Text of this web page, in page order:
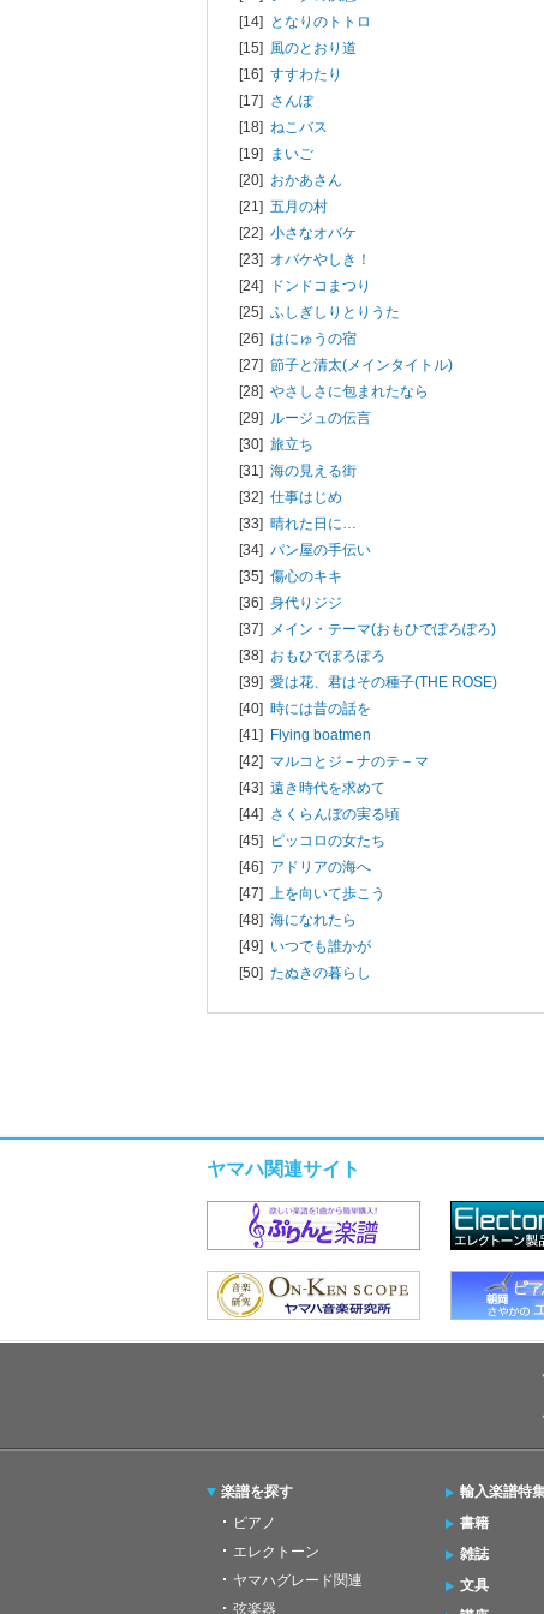
[14] となりのトトロ
[15] 風のとおり道
[16] すすわたり
[17] さんぽ
[18] ねこバス
[19] まいご
[20] おかあさん
[21] 五月の村
[22] 小さなオバケ
[23] オバケやしき！
[24]
ドンドコまつり
[25] ふしぎしりとりうた
[26] はにゅうの宿
[27] 節子と清太(メインタイトル)
[28] やさしさに包まれたなら
[29] ルージュの伝言
[30] 旅立ち
[31] 海の見える街
[32] 仕事はじめ
[33] 晴れた日に…
[34] パン屋の手伝い
[35] 傷心のキキ
[36] 身代りジジ
[37] メイン・テーマ(おもひでぽろぽろ)
[38] おもひでぽろぽろ
[39] 愛は花、君はその種子(THE ROSE)
[40] 時には昔の話を
[41] Flying boatmen
[42] マルコとジ－ナのテ－マ
[43] 遠き時代を求めて
[44] さくらんぼの実る頃
[45] ピッコロの女たち
[46] アドリアの海へ
[47] 上を向いて歩こう
[48] 海になれたら
[49] いつでも誰かが
[50] たぬきの暮らし
ヤマハ関連サイト
楽譜を探す
ピアノ
エレクトーン
ヤマハグレード関連
弦楽器
輸入楽譜特
書籍
雑誌
文具